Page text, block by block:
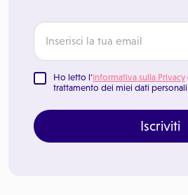
Ho letto l'Informativa sulla Privacy
trattamento dei miei dati personali
Iscriviti